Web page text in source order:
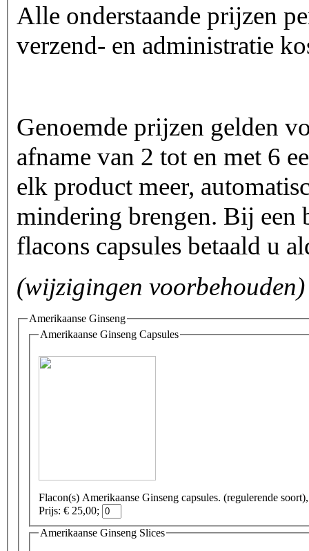
Alle onderstaande prijzen
verzend- en administratie
Genoemde prijzen gelden
afname van 2 tot en met 6
elk product meer,
mindering brengen. Bij een
flacons capsules betaald u
(wijzigingen voorbehouden)
Amerikaanse Ginseng
Amerikaanse Ginseng Capsules
Flacon(s) Amerikaanse Ginseng
Prijs: € 25,00;
Amerikaanse Ginseng Slices